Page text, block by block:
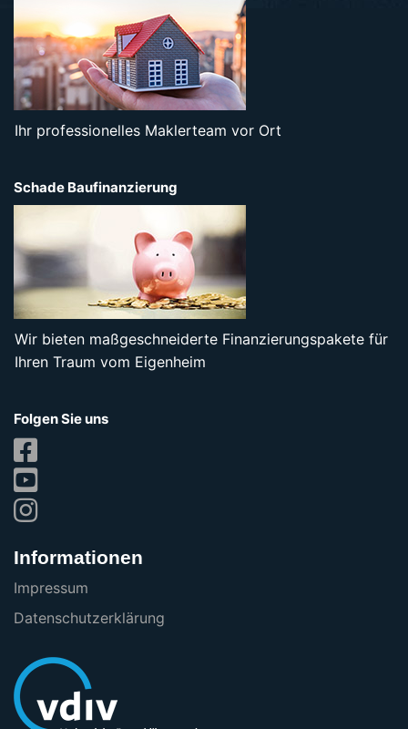
Ihr professionelles Maklerteam vor Ort
Schade Baufinanzierung
Wir bieten maßgeschneiderte Finanzierungspakete für
Ihren Traum vom Eigenheim
Folgen Sie uns
Informationen
Impressum
Datenschutzerklärung